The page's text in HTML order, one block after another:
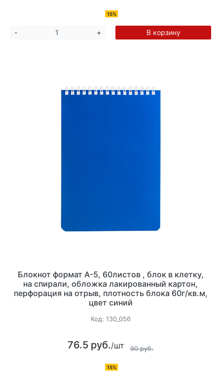
15%
- + В корзину
Блокнот формат А-5, 60листов , блок в клетку,
на спирали, обложка лакированный картон,
перфорация на отрыв, плотность блока 60г/кв.м,
цвет синий
Код: 130_056
76.5 руб./шт 90 руб.
15%